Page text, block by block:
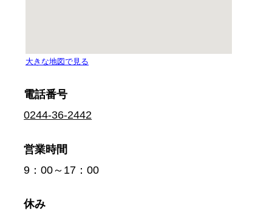
電話番号
0244-36-2442
営業時間
9：00～17：00
休み